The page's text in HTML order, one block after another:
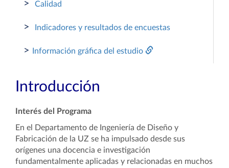
> Calidad
> Indicadores y resultados de encuestas
> Información gráfica del estudio
Introducción
Interés del Programa
En el Departamento de Ingeniería de Diseño y
Fabricación de la UZ se ha impulsado desde sus
orígenes una docencia e investigación
fundamentalmente aplicadas y relacionadas en muchos